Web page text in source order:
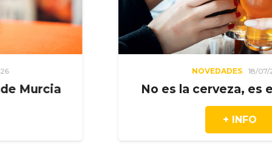
18/07/2026
No es la cerveza, es el